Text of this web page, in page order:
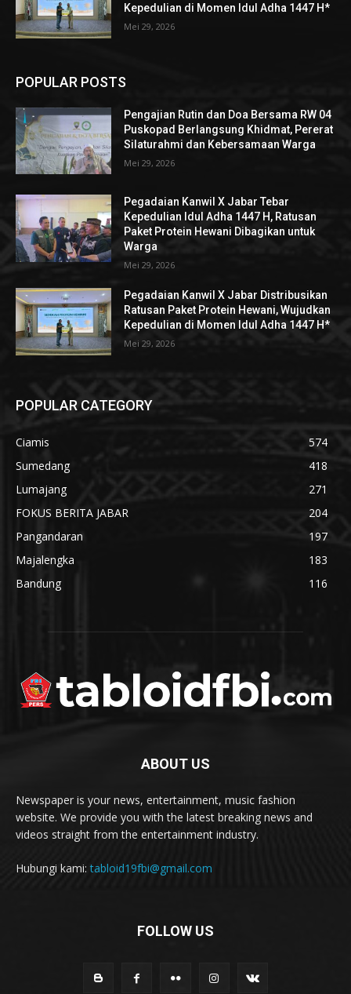
Kepedulian di Momen Idul Adha 1447 H*
Mei 29, 2026
POPULAR POSTS
Pengajian Rutin dan Doa Bersama RW 04
Puskopad Berlangsung Khidmat, Pererat
Silaturahmi dan Kebersamaan Warga
Mei 29, 2026
Pegadaian Kanwil X Jabar Tebar
Kepedulian Idul Adha 1447 H, Ratusan
Paket Protein Hewani Dibagikan untuk
Warga
Mei 29, 2026
Pegadaian Kanwil X Jabar Distribusikan
Ratusan Paket Protein Hewani, Wujudkan
Kepedulian di Momen Idul Adha 1447 H*
Mei 29, 2026
POPULAR CATEGORY
Ciamis
574
Sumedang
418
Lumajang
271
FOKUS BERITA JABAR
204
Pangandaran
197
Majalengka
183
Bandung
116
ABOUT US
Newspaper is your news, entertainment, music fashion
website. We provide you with the latest breaking news and
videos straight from the entertainment industry.
Hubungi kami:tabloid19fbi@gmail.com
FOLLOW US